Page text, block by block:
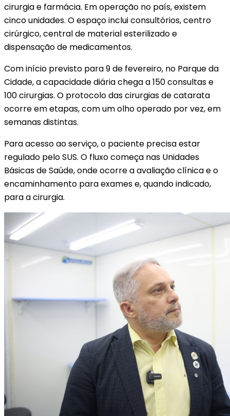
cirurgia e farmácia. Em operação no país, existem
cinco unidades. O espaço inclui consultórios, centro
cirúrgico, central de material esterilizado e
dispensação de medicamentos.
Com início previsto para 9 de fevereiro, no Parque da
Cidade, a capacidade diária chega a 150 consultas e
100 cirurgias. O protocolo das cirurgias de catarata
ocorre em etapas, com um olho operado por vez, em
semanas distintas.
Para acesso ao serviço, o paciente precisa estar
regulado pelo SUS. O fluxo começa nas Unidades
Básicas de Saúde, onde ocorre a avaliação clínica e o
encaminhamento para exames e, quando indicado,
para a cirurgia.